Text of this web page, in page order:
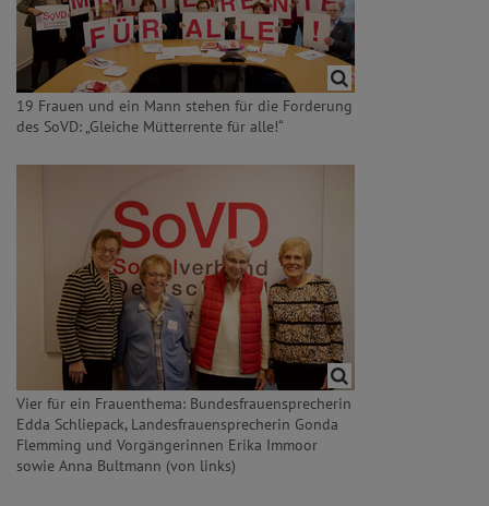
19 Frauen und ein Mann stehen für die Forderung
des SoVD: „Gleiche Mütterrente für alle!“
Vier für ein Frauenthema: Bundesfrauensprecherin
Edda Schliepack, Landesfrauensprecherin Gonda
Flemming und Vorgängerinnen Erika Immoor
sowie Anna Bultmann (von links)